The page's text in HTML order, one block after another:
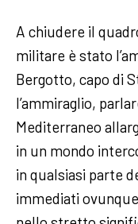
A chiudere il
militare è stato
Bergotto, capo di
l’ammiraglio,
Mediterraneo
in un mondo
in qualsiasi parte
immediati